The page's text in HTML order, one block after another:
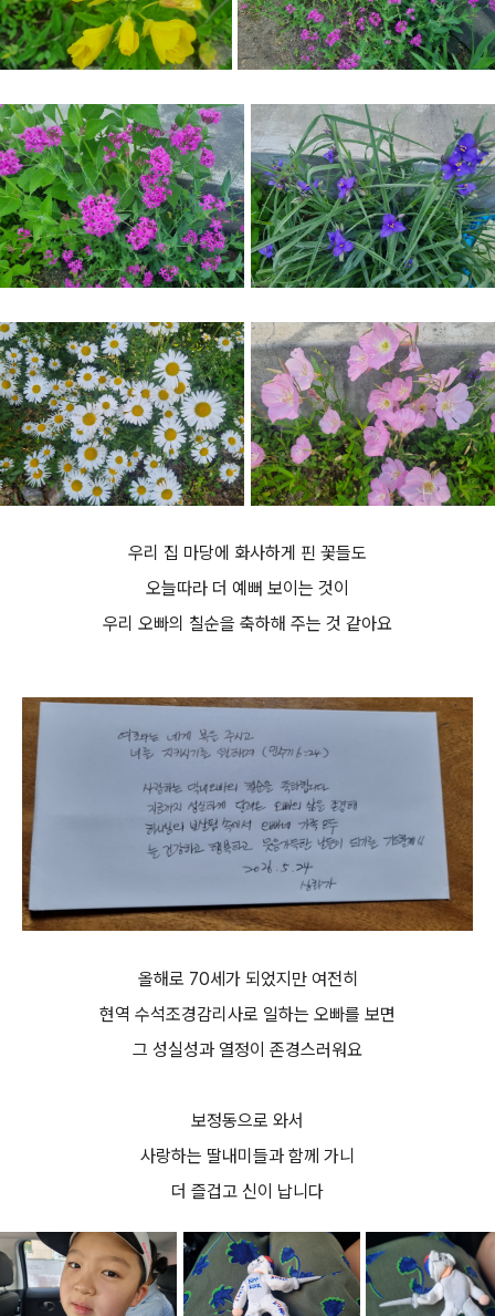
우리 집 마당에 화사하게 핀 꽃들도
오늘따라 더 예뻐 보이는 것이
우리 오빠의 칠순을 축하해 주는 것 같아요
올해로 70세가 되었지만 여전히
현역 수석조경감리사로 일하는 오빠를 보면
그 성실성과 열정이 존경스러워요
보정동으로 와서
사랑하는 딸내미들과 함께 가니
더 즐겁고 신이 납니다